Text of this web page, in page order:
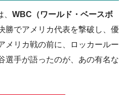
WBC（ワールド・ベースボ
勝でアメリカ代表を撃破し、優
メリカ戦の前に、ロッカールー
選手が語ったのが、あの有名な